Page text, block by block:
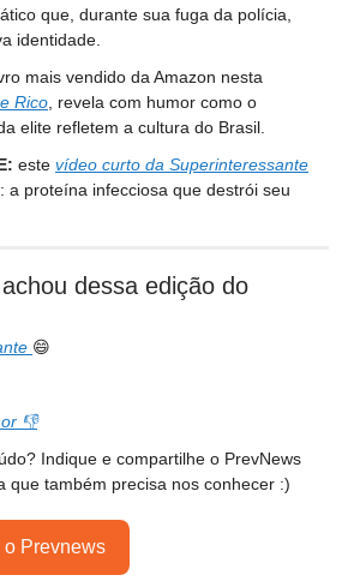
que, durante sua fuga da polícia,
identidade.
mais vendido da Amazon nesta
Rico , revela com humor como o
elite refletem a cultura do Brasil.
este vídeo curto da Superinteressante
a proteína infecciosa que destrói seu
dessa edição do
😄
👎
Indique e compartilhe o PrevNews
que também precisa nos conhecer :)
Prevnews